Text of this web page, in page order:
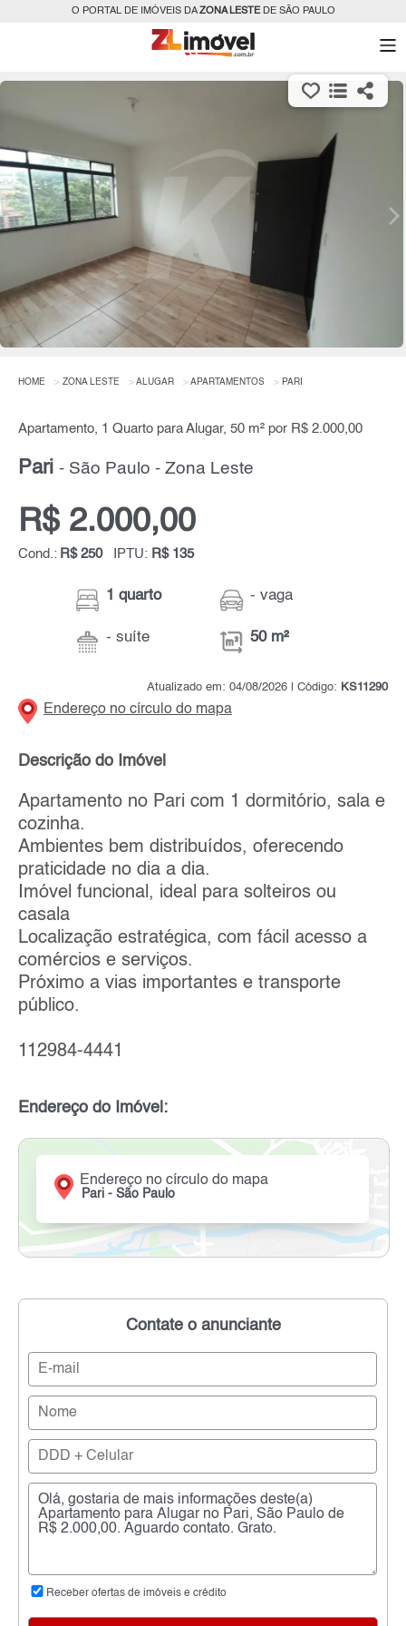
O PORTAL DE IMÓVEIS DAZONA LESTEDE SÃO PAULO
HOME ZONA LESTE ALUGAR APARTAMENTOS PARI
Apartamento, 1 Quarto para Alugar, 50 m² por R$ 2.000,00
Pari - São Paulo - Zona Leste
R$ 2.000,00
Cond.: R$ 250 IPTU: R$ 135
1 quarto
- suíte
- vaga
50 m²
Atualizado em: 04/08/2026 | Código: KS11290
Endereço no círculo do mapa
Descrição do Imóvel
Apartamento no Pari com 1 dormitório, sala e
cozinha.
Ambientes bem distribuídos, oferecendo
praticidade no dia a dia.
Imóvel funcional, ideal para solteiros ou
casala
Localização estratégica, com fácil acesso a
comércios e serviços.
Próximo a vias importantes e transporte
público.
112984-4441
Endereço do Imóvel:
Endereço no círculo do mapa
Pari - São Paulo
Contate o anunciante
Receber ofertas de imóveis e crédito